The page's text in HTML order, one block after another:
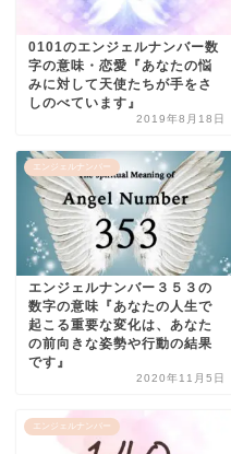
0101のエンジェルナンバー数
字の意味・恋愛『あなたの悩
みに対して天使たちが手をさ
しのべています』
2019年8月18日
エンジェルナンバー
エンジェルナンバー３５３の
数字の意味『あなたの人生で
起こる重要な変化は、あなた
の前向きな姿勢や行動の結果
です』
2020年11月5日
エンジェルナンバー